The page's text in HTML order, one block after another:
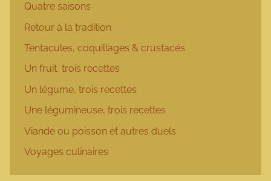
Quatre saisons
Retour à la tradition
Tentacules, coquillages & crustacés
Un fruit, trois recettes
Un légume, trois recettes
Une légumineuse, trois recettes
Viande ou poisson et autres duels
Voyages culinaires